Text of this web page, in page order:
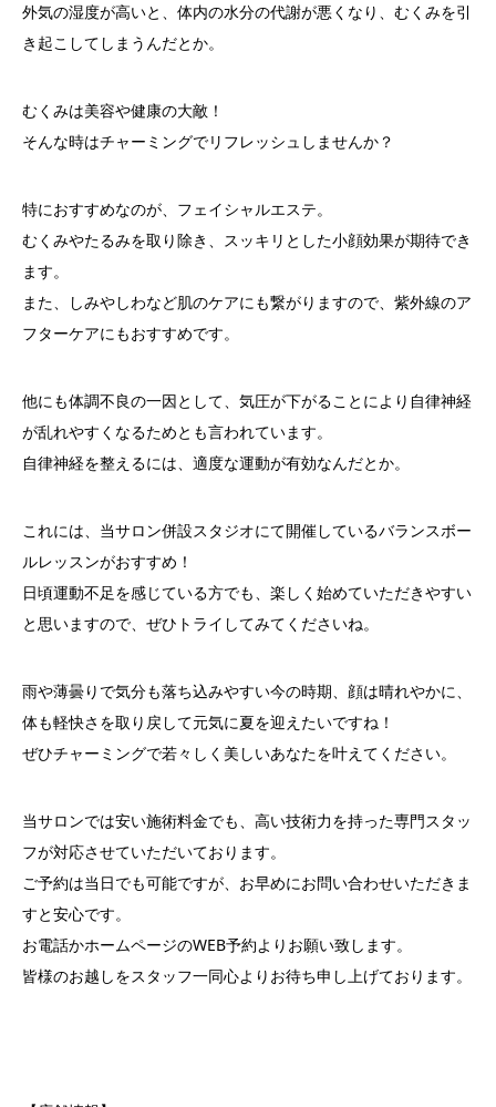
外気の湿度が高いと、体内の水分の代謝が悪くなり、むくみを引
き起こしてしまうんだとか。
むくみは美容や健康の大敵！
そんな時はチャーミングでリフレッシュしませんか？
特におすすめなのが、フェイシャルエステ。
むくみやたるみを取り除き、スッキリとした小顔効果が期待でき
ます。
また、しみやしわなど肌のケアにも繋がりますので、紫外線のア
フターケアにもおすすめです。
他にも体調不良の一因として、気圧が下がることにより自律神経
が乱れやすくなるためとも言われています。
自律神経を整えるには、適度な運動が有効なんだとか。
これには、当サロン併設スタジオにて開催しているバランスボー
ルレッスンがおすすめ！
日頃運動不足を感じている方でも、楽しく始めていただきやすい
と思いますので、ぜひトライしてみてくださいね。
雨や薄曇りで気分も落ち込みやすい今の時期、顔は晴れやかに、
体も軽快さを取り戻して元気に夏を迎えたいですね！
ぜひチャーミングで若々しく美しいあなたを叶えてください。
当サロンでは安い施術料金でも、高い技術力を持った専門スタッ
フが対応させていただいております。
ご予約は当日でも可能ですが、お早めにお問い合わせいただきま
すと安心です。
お電話かホームページのWEB予約よりお願い致します。
皆様のお越しをスタッフ一同心よりお待ち申し上げております。